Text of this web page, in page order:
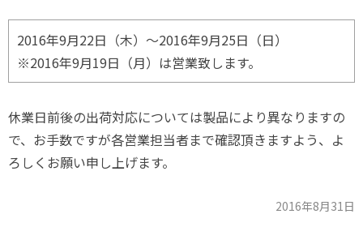
2016年9月22日（木）～2016年9月25日（日）
※2016年9月19日（月）は営業致します。
休業日前後の出荷対応については製品により異なりますの
で、お手数ですが各営業担当者まで確認頂きますよう、よ
ろしくお願い申し上げます。
2016年8月31日